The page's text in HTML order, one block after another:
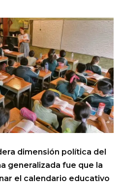
dimensión política del
generalizada fue que la
el calendario educativo